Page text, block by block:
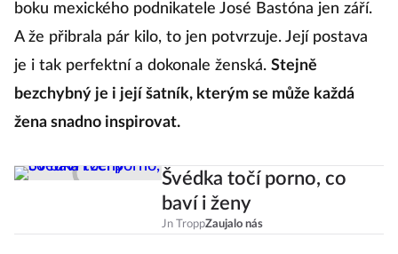
boku mexického podnikatele José Bastóna jen září.
A že přibrala pár kilo, to jen potvrzuje. Její postava
je i tak perfektní a dokonale ženská. Stejně
bezchybný je i její šatník, kterým se může každá
žena snadno inspirovat.
Švédka točí porno, co
baví i ženy
Jn TroppZaujalo nás